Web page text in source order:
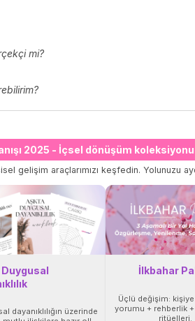
mi?
2025 - İçsel dönüşüm
gelişim araçlarımızı keşfedin. Yolunuzu
dayanıklılığın üzerinde
İlkbahar
Üçlü değişim:
yorumu + rehberlik
ritüelleri.